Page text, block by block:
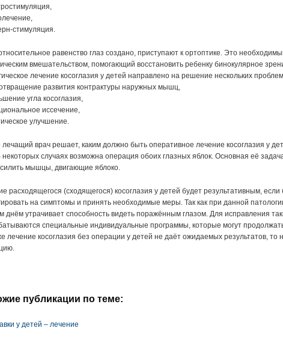
стимуляция.
равенство глаз создано, приступают к ортоптике. Это
вмешательством, помогающий восстановить ребенку бинокулярное
лечение косоглазия у детей направлено на решение нескольких
развития контрактуры наружных мышц,
угла косоглазия,
иссечение,
улучшение.
лечащий врач решает, каким должно быть оперативное лечение косоглазия у
некоторых случаях возможна операция обоих глазных яблок. Основная её
мышцы, двигающие яблоко.
расходящегося (сходящегося) косоглазия у детей будет результативным, если
на симптомы и принять необходимые меры. Так как при данной
днём утрачивает способность видеть поражённым глазом. Для исправления
специальные индивидуальные программы, которые могут
лечение косоглазия без операции у детей не даёт ожидаемых результатов, то
публикации по теме:
у детей – лечение